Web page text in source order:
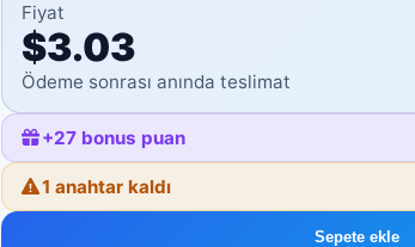
Fiyat
$3.03
Ödeme sonrası anında teslimat
+27 bonus puan
1 anahtar kaldı
Sepete ekle